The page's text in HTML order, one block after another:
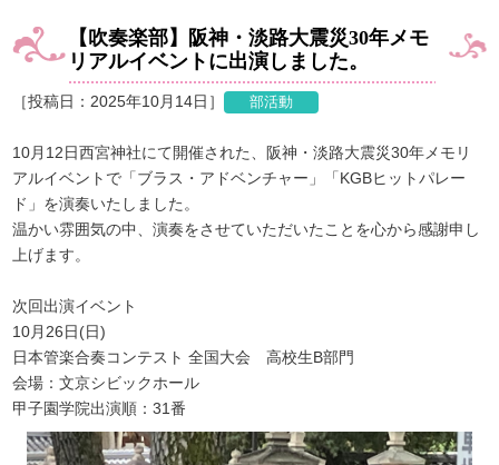
【吹奏楽部】阪神・淡路大震災30年メモ
リアルイベントに出演しました。
［投稿日：2025年10月14日］
10月12日西宮神社にて開催された、阪神・淡路大震災30年メモリ
アルイベントで「ブラス・アドベンチャー」「KGBヒットパレー
ド」を演奏いたしました。
温かい雰囲気の中、演奏をさせていただいたことを心から感謝申し
上げます。
次回出演イベント
10月26日(日)
日本管楽合奏コンテスト 全国大会 高校生B部門
会場：文京シビックホール
甲子園学院出演順：31番